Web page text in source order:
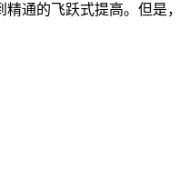
通的飞跃式提高。但是